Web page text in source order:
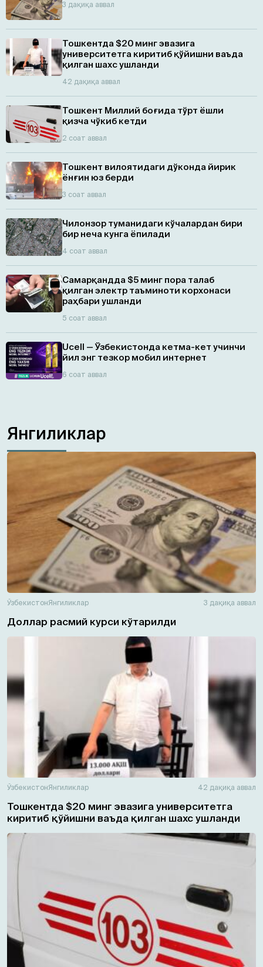
3 дақиқа аввал
Тошкентда $20 минг эвазига
университетга киритиб қўйишни ваъда
қилган шахс ушланди
42 дақиқа аввал
Тошкент Миллий боғида тўрт ёшли
қизча чўкиб кетди
2 соат аввал
Тошкент вилоятидаги дўконда йирик
ёнғин юз берди
3 соат аввал
Чилонзор туманидаги кўчалардан бири
бир неча кунга ёпилади
4 соат аввал
Самарқандда $5 минг пора талаб
қилган электр таъминоти корхонаси
раҳбари ушланди
5 соат аввал
Ucell — Ўзбекистонда кетма-кет учинчи
йил энг тезкор мобил интернет
6 соат аввал
Янгиликлар
ЎзбекистонЯнгиликлар 3 дақиқа аввал
Доллар расмий курси кўтарилди
ЎзбекистонЯнгиликлар 42 дақиқа аввал
Тошкентда $20 минг эвазига университетга
киритиб қўйишни ваъда қилган шахс ушланди